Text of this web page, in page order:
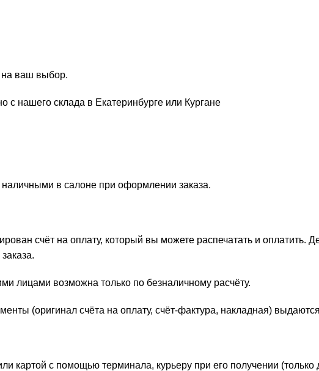
на ваш выбор.
с нашего склада в Екатеринбурге или Кургане
наличными в салоне при оформлении заказа.
счёт на оплату, который вы можете распечатать и оплатить.
лицами возможна только по безналичному расчёту.
(оригинал счёта на оплату, счёт-фактура, накладная)
картой с помощью терминала, курьеру при его получении (только